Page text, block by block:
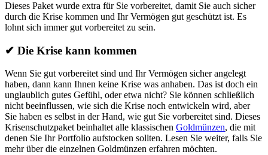
Dieses Paket wurde extra für Sie vorbereitet, damit Sie auch sicher
durch die Krise kommen und Ihr Vermögen gut geschützt ist. Es
lohnt sich immer gut vorbereitet zu sein.
✔ Die Krise kann kommen
Wenn Sie gut vorbereitet sind und Ihr Vermögen sicher angelegt
haben, dann kann Ihnen keine Krise was anhaben. Das ist doch ein
unglaublich gutes Gefühl, oder etwa nicht? Sie können schließlich
nicht beeinflussen, wie sich die Krise noch entwickeln wird, aber
Sie haben es selbst in der Hand, wie gut Sie vorbereitet sind. Dieses
Krisenschutzpaket beinhaltet alle klassischen Goldmünzen, die mit
denen Sie Ihr Portfolio aufstocken sollten. Lesen Sie weiter, falls Sie
mehr über die einzelnen Goldmünzen erfahren möchten.